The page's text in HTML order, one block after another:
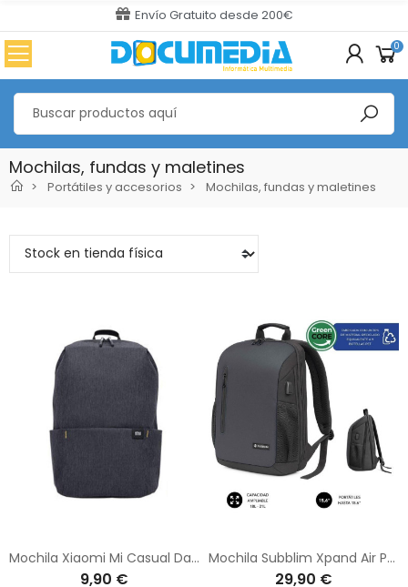
Envío Gratuito desde 200€
0
Mochilas, fundas y maletines
Portátiles y accesorios Mochilas, fundas y maletines
Mochila Xiaomi Mi Casual Daypack/ 10L/ Negra
9,90 €
Mochila Subblim Xpand Air Padding Backpack para Portátiles hasta 15.6"/ 21L/ Puerto USB/ Negro
29,90 €